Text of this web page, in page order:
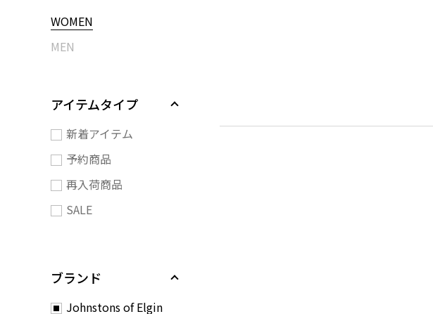
WOMEN
MEN
アイテムタイプ
新着アイテム
予約商品
再入荷商品
SALE
ブランド
Johnstons of Elgin